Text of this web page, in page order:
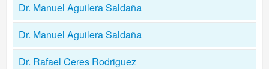
Dr. Manuel Aguilera Saldaña
Dr. Manuel Aguilera Saldaña
Dr. Rafael Ceres Rodriguez